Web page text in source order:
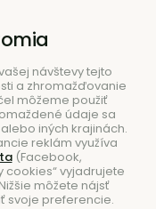
návštevy tejto
a zhromažďovanie
môžeme použiť
údaje sa
iných krajinách.
reklám využíva
(Facebook,
cookies“ vyjadrujete
môžete nájsť
svoje preferencie.